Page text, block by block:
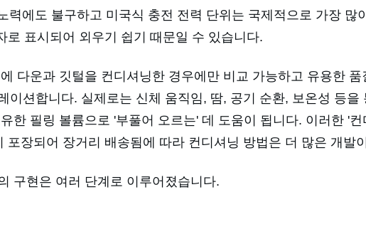
력에도 불구하고 미국식 충전 전력 단위는 국제적으로 가장
로 표시되어 외우기 쉽기 때문일 수 있습니다.
다운과 깃털을 컨디셔닝한 경우에만 비교 가능하고 유용한
이션합니다. 실제로는 신체 움직임, 땀, 공기 순환, 보온성 등
한 필링 볼륨으로 '부풀어 오르는' 데 도움이 됩니다. 이러한 '
포장되어 장거리 배송됨에 따라 컨디셔닝 방법은 더 많은 개발
구현은 여러 단계로 이루어졌습니다.